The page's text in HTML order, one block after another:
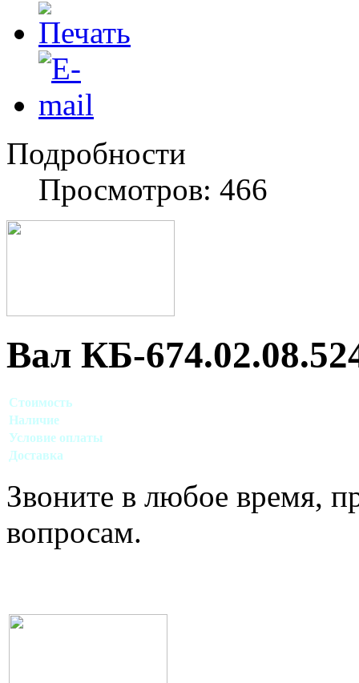
Подробности
Просмотров: 466
Вал КБ-
Стоимость
Наличие
Условие оплаты
Доставка
Звоните в любое время,
вопросам.